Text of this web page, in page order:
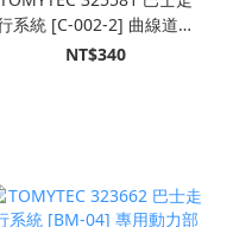
系統 [C-002-2] 曲線道路
C103-30-RO (6入)
NT$340